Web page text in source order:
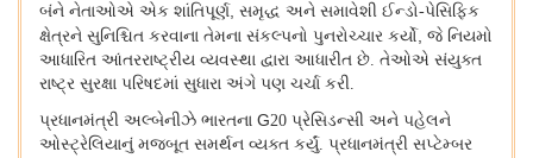
બંને નેતાઓએ એક શાંતિપૂર્ણ, સમૃદ્ધ અને સમાવેશી ઈન્ડો-પેસિફિક
ક્ષેત્રને સુનિશ્ચિત કરવાના તેમના સંકલ્પનો પુનરોચ્ચાર કર્યો, જે નિયમો
આધારિત આંતરરાષ્ટ્રીય વ્યવસ્થા દ્વારા આધારીત છે. તેઓએ સંયુક્ત
રાષ્ટ્ર સુરક્ષા પરિષદમાં સુધારા અંગે પણ ચર્ચા કરી.
પ્રધાનમંત્રી અલ્બેનીઝે ભારતના G20 પ્રેસિડન્સી અને પહેલને
ઓસ્ટ્રેલિયાનું મજબૂત સમર્થન વ્યક્ત કર્યું. પ્રધાનમંત્રી સપ્ટેમ્બર